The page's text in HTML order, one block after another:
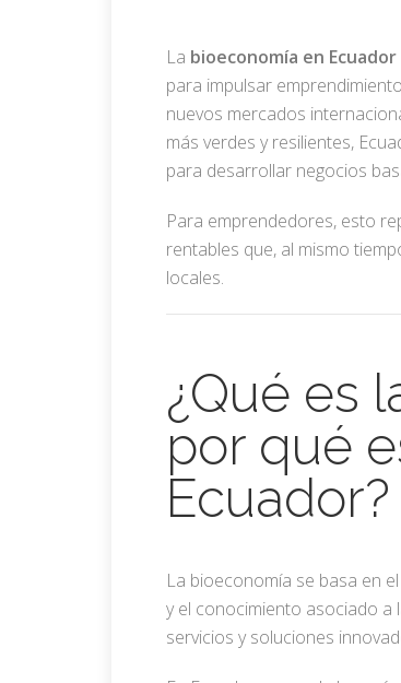
La bioeconomía en Ecuador
para impulsar
nuevos mercados
más verdes y resilientes,
para desarrollar negocios
Para emprendedores, esto
rentables que, al mismo
locales.
¿Qué es
por qué
Ecuador?
La bioeconomía se basa en
y el conocimiento asociado a
servicios y soluciones